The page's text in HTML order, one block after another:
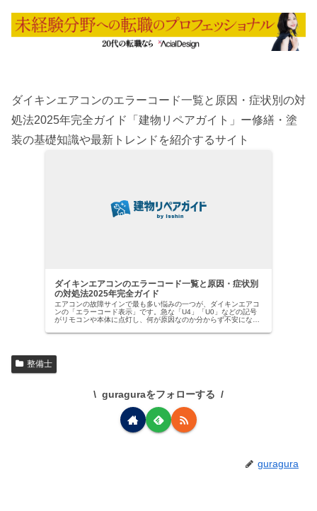
ダイキンエアコンのエラーコード一覧と原因・症状別の対
処法2025年完全ガイド「建物リペアガイト」ー修繕・塗
装の基礎知識や最新トレンドを紹介するサイト
ダイキンエアコンのエラーコード一覧と原因・症状別
の対処法2025年完全ガイド
エアコンの故障サインで最も多い悩みの一つが、ダイキンエアコ
ンの「エラーコード表示」です。急な「U4」「U0」などの記号
がリモコンや本体に点灯し、何が原因なのか分からず不安になっ
でトッ…
整備士
guraguraをフォローする
guragura